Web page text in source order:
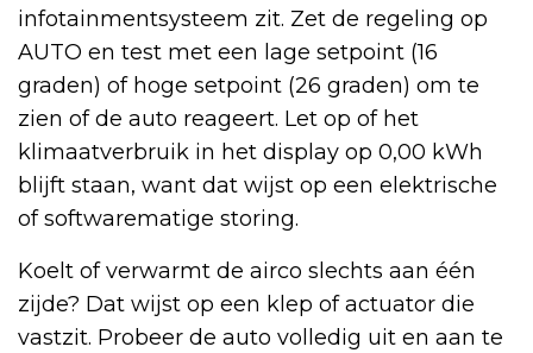
infotainmentsysteem zit. Zet de regeling op
AUTO en test met een lage setpoint (16
graden) of hoge setpoint (26 graden) om te
zien of de auto reageert. Let op of het
klimaatverbruik in het display op 0,00 kWh
blijft staan, want dat wijst op een elektrische
of softwarematige storing.
Koelt of verwarmt de airco slechts aan één
zijde? Dat wijst op een klep of actuator die
vastzit. Probeer de auto volledig uit en aan te